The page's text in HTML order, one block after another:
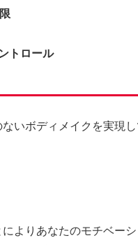
トロール
いボディメイクを実現し
よりあなたのモチベー